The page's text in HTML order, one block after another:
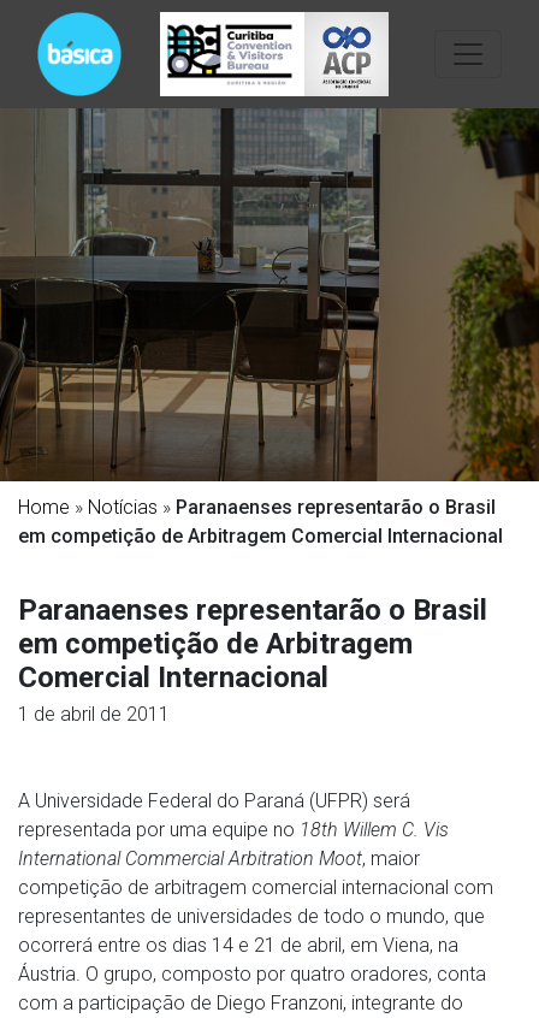
Home » Notícias » Paranaenses representarão o Brasil
em competição de Arbitragem Comercial Internacional
Paranaenses representarão o Brasil
em competição de Arbitragem
Comercial Internacional
1 de abril de 2011
A Universidade Federal do Paraná (UFPR) será
representada por uma equipe no 18th Willem C. Vis
International Commercial Arbitration Moot, maior
competição de arbitragem comercial internacional com
representantes de universidades de todo o mundo, que
ocorrerá entre os dias 14 e 21 de abril, em Viena, na
Áustria. O grupo, composto por quatro oradores, conta
com a participação de Diego Franzoni, integrante do